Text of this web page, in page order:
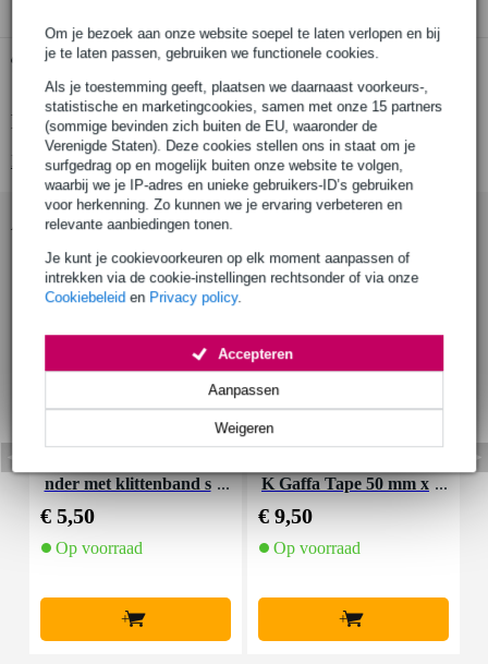
Om je bezoek aan onze website soepel te laten verlopen en bij
je te laten passen, gebruiken we functionele cookies.
Als je toestemming geeft, plaatsen we daarnaast voorkeurs-,
statistische en marketingcookies, samen met onze 15 partners
(sommige bevinden zich buiten de EU, waaronder de
Verenigde Staten). Deze cookies stellen ons in staat om je
surfgedrag op en mogelijk buiten onze website te volgen,
waarbij we je IP-adres en unieke gebruikers-ID’s gebruiken
voor herkenning. Zo kunnen we je ervaring verbeteren en
relevante aanbiedingen tonen.
Je kunt je cookievoorkeuren op elk moment aanpassen of
intrekken via de cookie-instellingen rechtsonder of via onze
Cookiebeleid en Privacy policy.
Weigeren
Aanpassen
Accepteren
Gratis ophalen in de winkel
Productinformatie
Bekijk alle productspecificaties
Accessoires (9)
nder met klittenband s
€ 5,50
Op voorraad
+
K Gaffa Tape 50 mm x
€ 9,50
Op voorraad
+